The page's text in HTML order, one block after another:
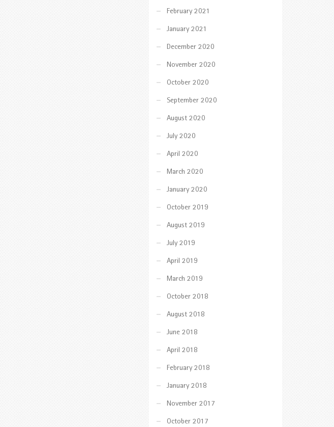
February 2021
January 2021
December 2020
November 2020
October 2020
September 2020
August 2020
July 2020
April 2020
March 2020
January 2020
October 2019
August 2019
July 2019
April 2019
March 2019
October 2018
August 2018
June 2018
April 2018
February 2018
January 2018
November 2017
October 2017